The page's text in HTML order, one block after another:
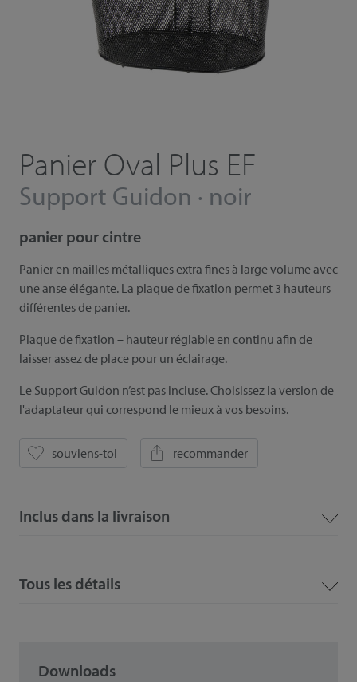
Downloads
Panier Oval Plus EF
Support Guidon · noir
panier pour cintre
Panier en mailles métalliques extra fines à large volume avec
une anse élégante. La plaque de fixation permet 3 hauteurs
différentes de panier.
Plaque de fixation – hauteur réglable en continu afin de
laisser assez de place pour un éclairage.
Le Support Guidon n’est pas incluse. Choisissez la version de
l'adaptateur qui correspond le mieux à vos besoins.
souviens-toi recommander
Inclus dans la livraison
Tous les détails